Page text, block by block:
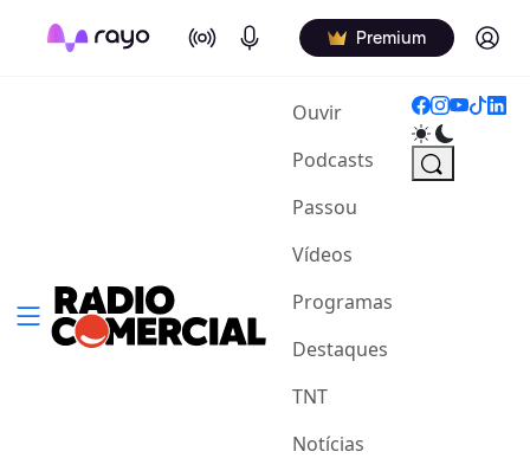
On Air Podcasts Premium Log in
Ouvir(current)
Podcasts
Passou
Vídeos
Programas
Destaques
TNT
Notícias